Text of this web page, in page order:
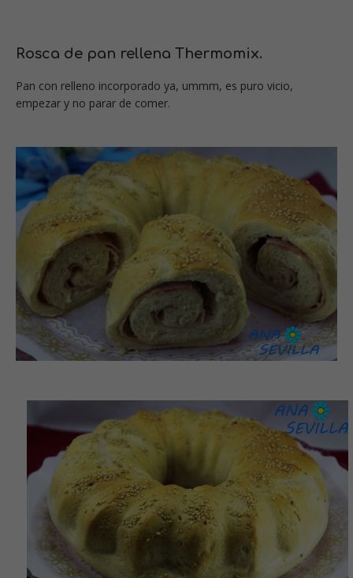
Rosca de pan rellena Thermomix.
Pan con relleno incorporado ya, ummm, es puro vicio,
empezar y no parar de comer.